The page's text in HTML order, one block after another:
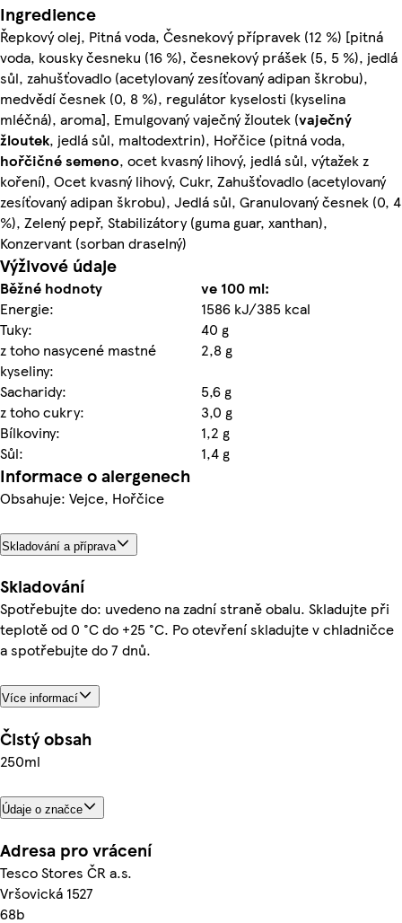
Ingredience
Řepkový olej, Pitná voda, Česnekový přípravek (12 %) [pitná
voda, kousky česneku (16 %), česnekový prášek (5, 5 %), jedlá
sůl, zahušťovadlo (acetylovaný zesíťovaný adipan škrobu),
medvědí česnek (0, 8 %), regulátor kyselosti (kyselina
mléčná), aroma], Emulgovaný vaječný žloutek (vaječný
žloutek, jedlá sůl, maltodextrin), Hořčice (pitná voda,
hořčičnésemeno, ocet kvasný lihový, jedlá sůl, výtažek z
koření), Ocet kvasný lihový, Cukr, Zahušťovadlo (acetylovaný
zesíťovaný adipan škrobu), Jedlá sůl, Granulovaný česnek (0, 4
%), Zelený pepř, Stabilizátory (guma guar, xanthan),
Konzervant (sorban draselný)
Výživové údaje
Běžné hodnoty
ve 100 ml:
Energie:
1586 kJ/385 kcal
Tuky:
40 g
z toho nasycené mastné
kyseliny:
2,8 g
Sacharidy:
5,6 g
z toho cukry:
3,0 g
Bílkoviny:
1,2 g
Sůl:
1,4 g
Informace o alergenech
Obsahuje: Vejce, Hořčice
Skladování a příprava
Skladování
Spotřebujte do: uvedeno na zadní straně obalu. Skladujte při
teplotě od 0 °C do +25 °C. Po otevření skladujte v chladničce
a spotřebujte do 7 dnů.
Více informací
Čistý obsah
250ml
Údaje o značce
Adresa pro vrácení
Tesco Stores ČR a.s.
Vršovická 1527
68b